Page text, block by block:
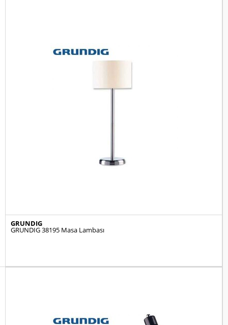
GRUNDIG
GRUNDIG 38195 Masa Lambası